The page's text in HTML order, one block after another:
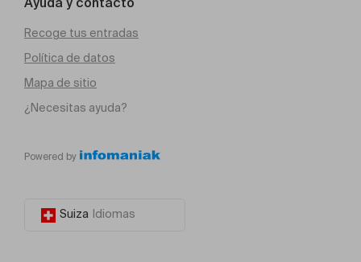
Ayuda y contacto
Recoge tus entradas
Política de datos
Mapa de sitio
¿Necesitas ayuda?
Powered by
Suiza Idiomas